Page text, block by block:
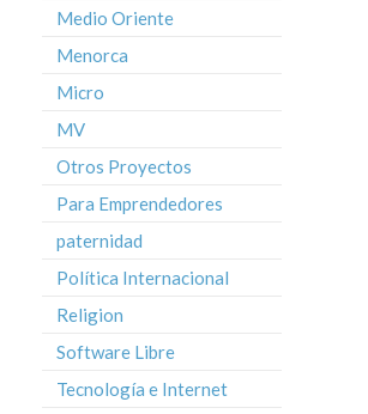
Medio Oriente
Menorca
Micro
MV
Otros Proyectos
Para Emprendedores
paternidad
Política Internacional
Religion
Software Libre
Tecnología e Internet